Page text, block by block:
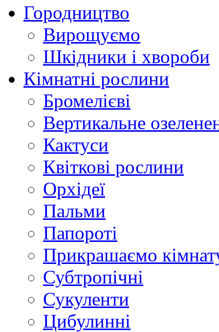
Городництво
Вирощуємо
Шкідники і хвороби
Кімнатні рослини
Бромелієві
Вертикальне
Кактуси
Квіткові рослини
Орхідеї
Пальми
Папороті
Прикрашаємо
Субтропічні
Сукуленти
Цибулинні